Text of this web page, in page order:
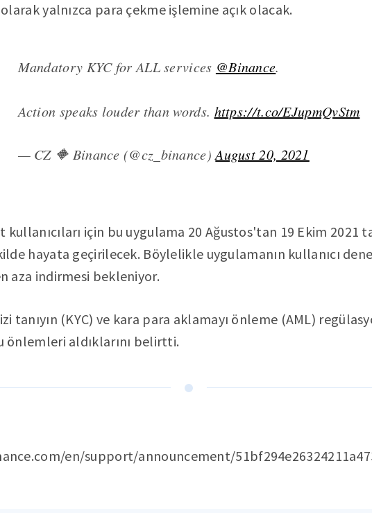
yalnızca para çekme işlemine açık olacak.
Mandatory KYC for ALL services @Binance.
Action speaks louder than words. https://t.co/EJupmQvStm
— CZ 🔶 Binance (@cz_binance)August 20, 2021
kullanıcıları için bu uygulama 20 Ağustos'tan 19 Ekim 2021
hayata geçirilecek. Böylelikle uygulamanın kullanıcı
aza indirmesi bekleniyor.
tanıyın (KYC) ve kara para aklamayı önleme (AML)
önlemleri aldıklarını belirtti.
en/support/announcement/